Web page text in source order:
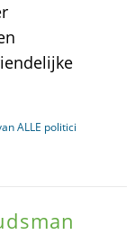
ALLE politici